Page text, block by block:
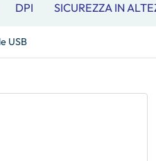
DPI SICUREZZA IN
USB